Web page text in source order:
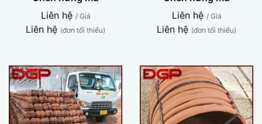
Liên hệ / Giá
Liên hệ (đơn tối thiểu)
Liên hệ / Giá
Liên hệ (đơn tối thiểu)